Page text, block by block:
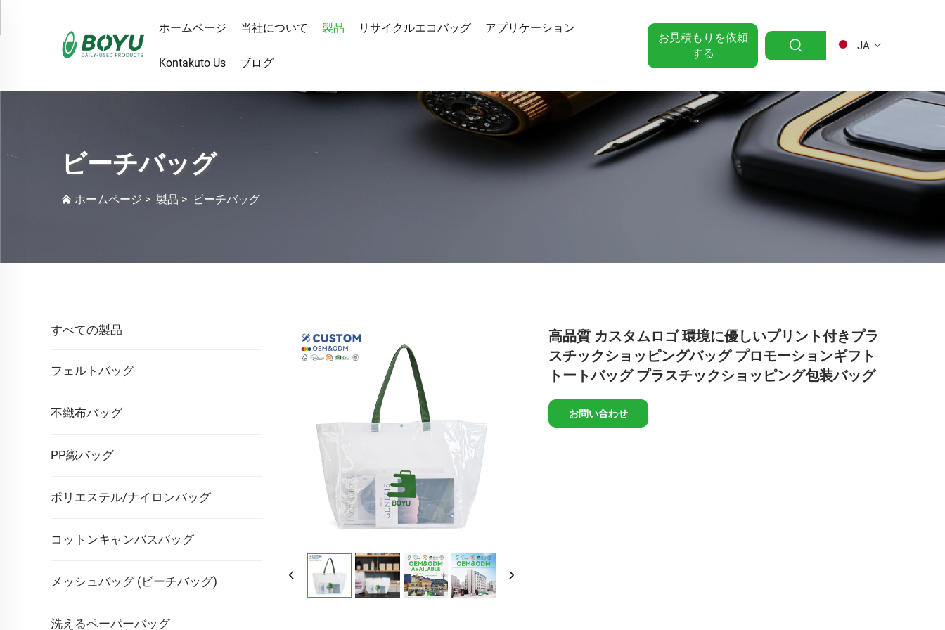
ホームページ 当社について 製品 リサイクルエコバッグ アプリケーション
Kontakuto Us ブログ
お見積もりを依頼
する
JA
ビーチバッグ
ホームページ > 製品 > ビーチバッグ
すべての製品
フェルトバッグ
不織布バッグ
PP織バッグ
ポリエステル/ナイロンバッグ
コットンキャンバスバッグ
メッシュバッグ (ビーチバッグ)
洗えるペーパーバッグ
高品質 カスタムロゴ 環境に優しいプリント付きプラ
スチックショッピングバッグ プロモーションギフト
トートバッグ プラスチックショッピング包装バッグ
お問い合わせ